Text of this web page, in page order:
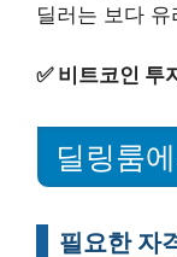
딜러는 보다
✅ 비트코인 투
딜링룸
필요한 자